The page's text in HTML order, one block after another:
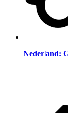
Nederland: